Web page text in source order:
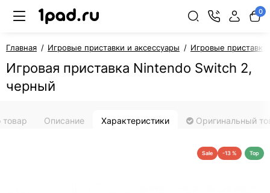
0
Главная Игровые приставки и аксессуары Игровые приставки
Игровая приставка Nintendo Switch 2,
черный
товар Описание Характеристики Оригинальный
Sale -13 % Top